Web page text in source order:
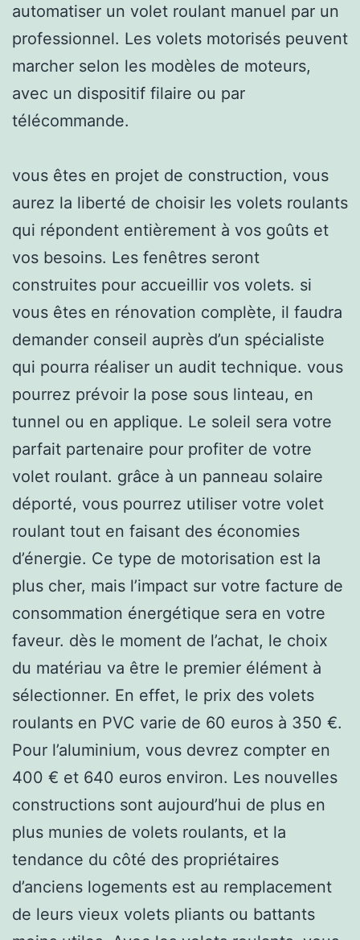
automatiser un volet roulant manuel par un
professionnel. Les volets motorisés peuvent
marcher selon les modèles de moteurs,
avec un dispositif filaire ou par
télécommande.
vous êtes en projet de construction, vous
aurez la liberté de choisir les volets roulants
qui répondent entièrement à vos goûts et
vos besoins. Les fenêtres seront
construites pour accueillir vos volets. si
vous êtes en rénovation complète, il faudra
demander conseil auprès d’un spécialiste
qui pourra réaliser un audit technique. vous
pourrez prévoir la pose sous linteau, en
tunnel ou en applique. Le soleil sera votre
parfait partenaire pour profiter de votre
volet roulant. grâce à un panneau solaire
déporté, vous pourrez utiliser votre volet
roulant tout en faisant des économies
d’énergie. Ce type de motorisation est la
plus cher, mais l’impact sur votre facture de
consommation énergétique sera en votre
faveur. dès le moment de l’achat, le choix
du matériau va être le premier élément à
sélectionner. En effet, le prix des volets
roulants en PVC varie de 60 euros à 350 €.
Pour l’aluminium, vous devrez compter en
400 € et 640 euros environ. Les nouvelles
constructions sont aujourd’hui de plus en
plus munies de volets roulants, et la
tendance du côté des propriétaires
d’anciens logements est au remplacement
de leurs vieux volets pliants ou battants